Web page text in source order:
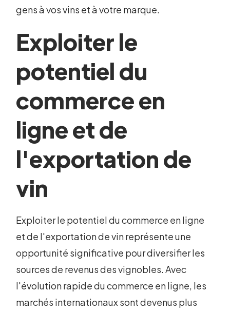
gens à vos vins et à votre marque.
Exploiter le
potentiel du
commerce en
ligne et de
l'exportation de
vin
Exploiter le potentiel du commerce en ligne
et de l'exportation de vin représente une
opportunité significative pour diversifier les
sources de revenus des vignobles. Avec
l'évolution rapide du commerce en ligne, les
marchés internationaux sont devenus plus